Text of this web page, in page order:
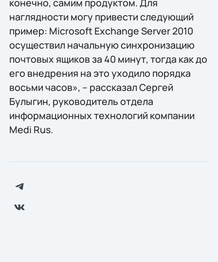
наглядности могу привести следующий
пример: Microsoft Exchange Server 2010
осуществил начальную синхронизацию
почтовых ящиков за 40 минут, тогда как до
его внедрения на это уходило порядка
восьми часов», – рассказал Сергей
Булыгин, руководитель отдела
информационных технологий компании
Medi Rus.